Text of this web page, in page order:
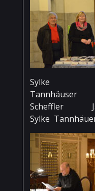
Sylke
Scheffler
Sylke